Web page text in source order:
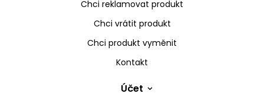
Chci reklamovat produkt
Chci vrátit produkt
Chci produkt vyměnit
Kontakt
Účet